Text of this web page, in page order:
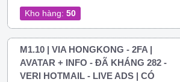
Kho hàng: 50
M1.10 | VIA HONGKONG - 2FA |
AVATAR + INFO - ĐÃ KHÁNG 282 -
VERI HOTMAIL - LIVE ADS | CÓ